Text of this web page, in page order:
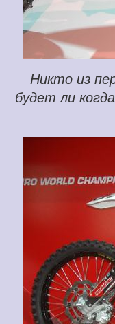
Никто из
будет ли